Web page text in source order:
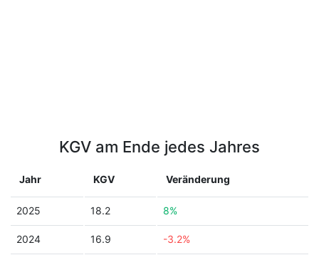
KGV am Ende jedes Jahres
Jahr KGV Veränderung
2025 18.2 8%
2024 16.9 -3.2%